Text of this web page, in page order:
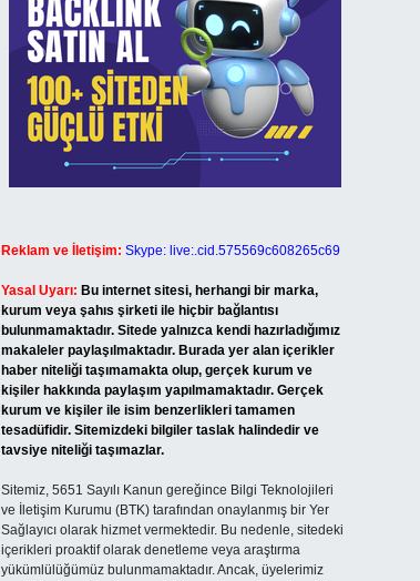
Reklam ve İletişim: Skype: live:.cid.575569c608265c69
Yasal Uyarı: Bu internet sitesi, herhangi bir marka,
kurum veya şahıs şirketi ile hiçbir bağlantısı
bulunmamaktadır. Sitede yalnızca kendi hazırladığımız
makaleler paylaşılmaktadır. Burada yer alan içerikler
haber niteliği taşımamakta olup, gerçek kurum ve
kişiler hakkında paylaşım yapılmamaktadır. Gerçek
kurum ve kişiler ile isim benzerlikleri tamamen
tesadüfidir. Sitemizdeki bilgiler taslak halindedir ve
tavsiye niteliği taşımazlar.
Sitemiz, 5651 Sayılı Kanun gereğince Bilgi Teknolojileri
ve İletişim Kurumu (BTK) tarafından onaylanmış bir Yer
Sağlayıcı olarak hizmet vermektedir. Bu nedenle, sitedeki
içerikleri proaktif olarak denetleme veya araştırma
yükümlülüğümüz bulunmamaktadır. Ancak, üyelerimiz